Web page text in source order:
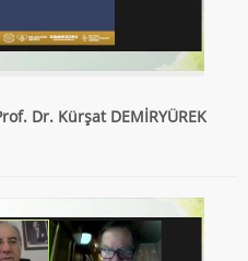
Dr. Kürşat DEMİRYÜREK